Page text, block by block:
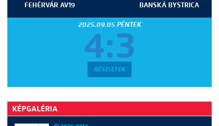
FEHÉRVÁR AV19 BANSKÁ BYSTRICA
2025.09.05 PÉNTEK
4:3
RÉSZLETEK
KÉPGALÉRIA